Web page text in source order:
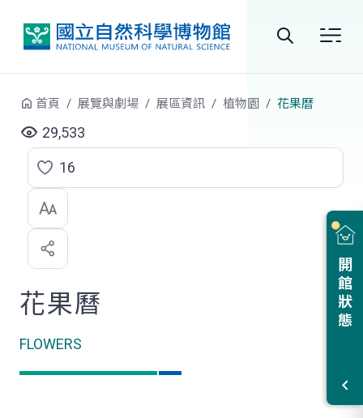
站
尋
開館狀態
首頁 展覽與劇場 展區資訊 植物園 花果曆
29,533
點
選
喜
歡
16
花果曆
FLOWERS